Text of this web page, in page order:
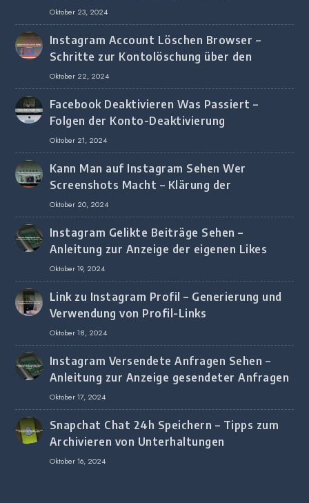
Oktober 23, 2024
Instagram Account Löschen Browser –
Schritte zur Kontolöschung über den
Browser
Oktober 22, 2024
Facebook Deaktivieren Was Passiert –
Folgen der Konto-Deaktivierung
Oktober 21, 2024
Kann Man auf Instagram Sehen Wer
Screenshots Macht – Klärung der
Screenshot-Erkennung
Oktober 20, 2024
Instagram Gelikte Beiträge Sehen –
Anleitung zur Anzeige der eigenen Likes
Oktober 19, 2024
Link zu Instagram Profil – Generierung und
Verwendung von Profil-Links
Oktober 18, 2024
Instagram Versendete Anfragen Sehen –
Anleitung zur Anzeige gesendeter Anfragen
Oktober 17, 2024
Snapchat Chat 24h Speichern – Tipps zum
Archivieren von Unterhaltungen
Oktober 16, 2024